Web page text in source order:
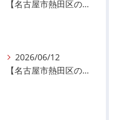
【名古屋市熱田区の警備会社】夏季休業のお知らせ
2026/06/12
【名古屋市熱田区の警備会社】暑熱順化で熱中症対策を！